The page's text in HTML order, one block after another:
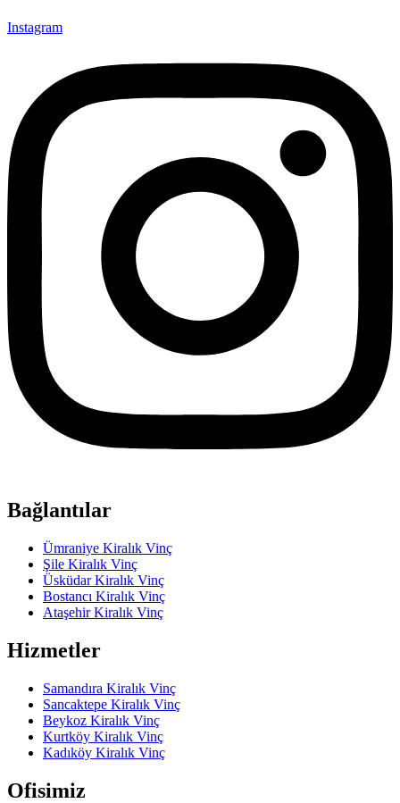
Instagram
Bağlantılar
Ümraniye Kiralık Vinç
Şile Kiralık Vinç
Üsküdar Kiralık Vinç
Bostancı Kiralık Vinç
Ataşehir Kiralık Vinç
Hizmetler
Samandıra Kiralık Vinç
Sancaktepe Kiralık Vinç
Beykoz Kiralık Vinç
Kurtköy Kiralık Vinç
Kadıköy Kiralık Vinç
Ofisimiz